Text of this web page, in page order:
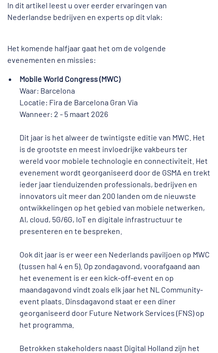
In dit artikel leest u over eerder ervaringen van
Nederlandse bedrijven en experts op dit vlak:
Het komende halfjaar gaat het om de volgende
evenementen en missies:
Mobile World Congress (MWC)
Waar: Barcelona
Locatie: Fira de Barcelona Gran Via
Wanneer: 2 - 5 maart 2026
Dit jaar is het alweer de twintigste editie van MWC. Het
is de grootste en meest invloedrijke vakbeurs ter
wereld voor mobiele technologie en connectiviteit. Het
evenement wordt georganiseerd door de GSMA en trekt
ieder jaar tienduizenden professionals, bedrijven en
innovators uit meer dan 200 landen om de nieuwste
ontwikkelingen op het gebied van mobiele netwerken,
AI, cloud, 5G/6G, IoT en digitale infrastructuur te
presenteren en te bespreken.
Ook dit jaar is er weer een Nederlands paviljoen op MWC
(tussen hal 4 en 5). Op zondagavond, voorafgaand aan
het evenement is er een kick-off-event en op
maandagavond vindt zoals elk jaar het NL Community-
event plaats. Dinsdagavond staat er een diner
georganiseerd door Future Network Services (FNS) op
het programma.
Betrokken stakeholders naast Digital Holland zijn het